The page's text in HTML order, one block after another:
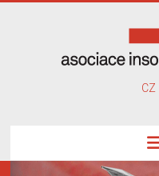
správců
CZ